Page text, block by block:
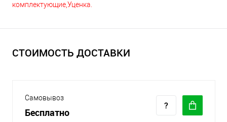
комплектующие,Уценка.
СТОИМОСТЬ ДОСТАВКИ
Самовывоз
Бесплатно